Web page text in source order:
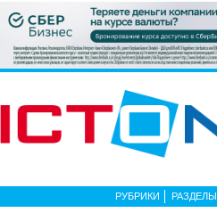
РУБРИКИ РАЗДЕЛЫ